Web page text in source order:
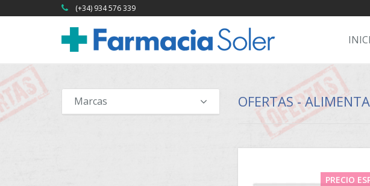
(+34) 934 576 339
Marcas OFERTAS -
PRECIO